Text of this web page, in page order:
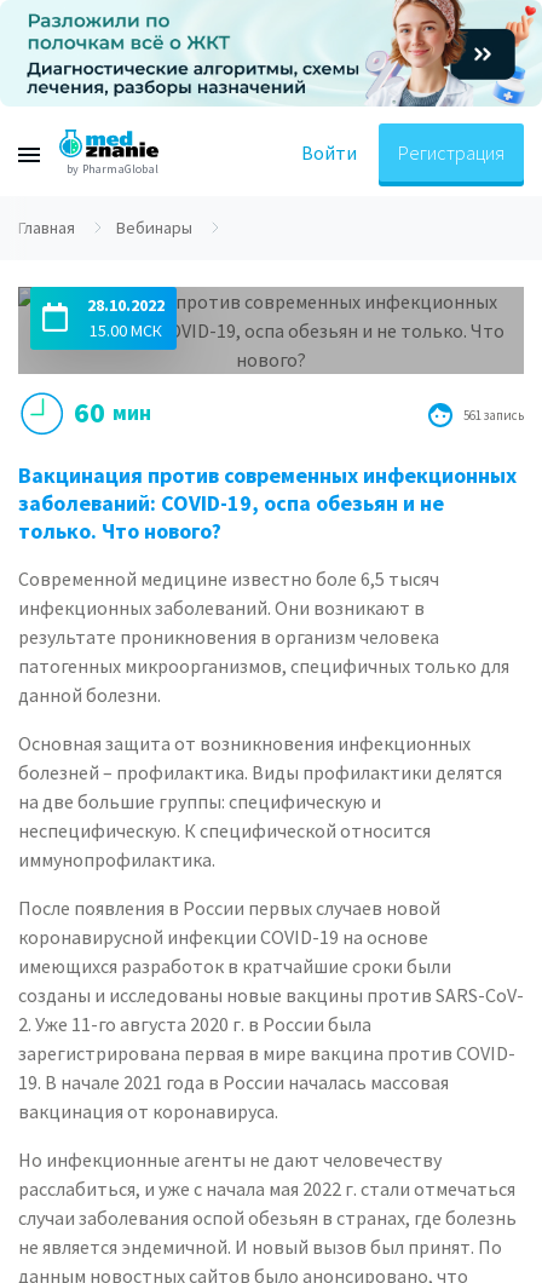
by PharmaGlobal
Войти Регистрация
Главная Вебинары
28.10.2022
15.00 МСК
60 мин 561 запись
Вакцинация против современных инфекционных
заболеваний: COVID-19, оспа обезьян и не
только. Что нового?
Современной медицине известно боле 6,5 тысяч
инфекционных заболеваний. Они возникают в
результате проникновения в организм человека
патогенных микроорганизмов, специфичных только для
данной болезни.
Основная защита от возникновения инфекционных
болезней – профилактика. Виды профилактики делятся
на две большие группы: специфическую и
неспецифическую. К специфической относится
иммунопрофилактика.
После появления в России первых случаев новой
коронавирусной инфекции COVID-19 на основе
имеющихся разработок в кратчайшие сроки были
созданы и исследованы новые вакцины против SARS-CoV-
2. Уже 11-го августа 2020 г. в России была
зарегистрирована первая в мире вакцина против COVID-
19. В начале 2021 года в России началась массовая
вакцинация от коронавируса.
Но инфекционные агенты не дают человечеству
расслабиться, и уже с начала мая 2022 г. стали отмечаться
случаи заболевания оспой обезьян в странах, где болезнь
не является эндемичной. И новый вызов был принят. По
данным новостных сайтов было анонсировано, что